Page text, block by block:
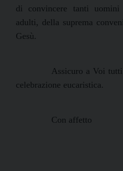
di convincere tanti
adulti, della suprema
Gesù.
Assicuro a Voi
celebrazione eucaristica.
Con affetto